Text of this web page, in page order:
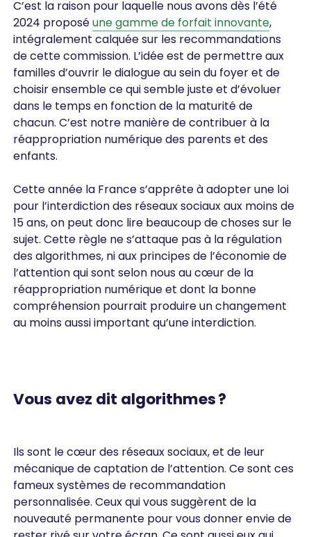
C’est la raison pour laquelle nous avons dès l’été
2024 proposéune gamme de forfait innovante,
intégralement calquée sur les recommandations
de cette commission. L’idée est de permettre aux
familles d’ouvrir le dialogue au sein du foyer et de
choisir ensemble ce qui semble juste et d’évoluer
dans le temps en fonction de la maturité de
chacun. C’est notre manière de contribuer à la
réappropriation numérique des parents et des
enfants.
Cette année la France s’apprête à adopter une loi
pour l’interdiction des réseaux sociaux aux moins de
15 ans, on peut donc lire beaucoup de choses sur le
sujet. Cette règle ne s’attaque pas à la régulation
des algorithmes, ni aux principes de l’économie de
l’attention qui sont selon nous au cœur de la
réappropriation numérique et dont la bonne
compréhension pourrait produire un changement
au moins aussi important qu’une interdiction.
Vous avez dit algorithmes ?
Ils sont le cœur des réseaux sociaux, et de leur
mécanique de captation de l’attention. Ce sont ces
fameux systèmes de recommandation
personnalisée. Ceux qui vous suggèrent de la
nouveauté permanente pour vous donner envie de